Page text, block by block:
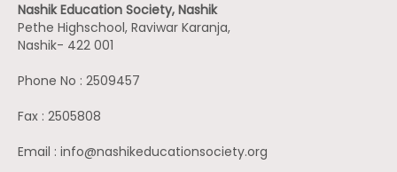
Nashik Education Society, Nashik
Pethe Highschool, Raviwar Karanja,
Nashik- 422 001
Phone No : 2509457
Fax : 2505808
Email : info@nashikeducationsociety.org